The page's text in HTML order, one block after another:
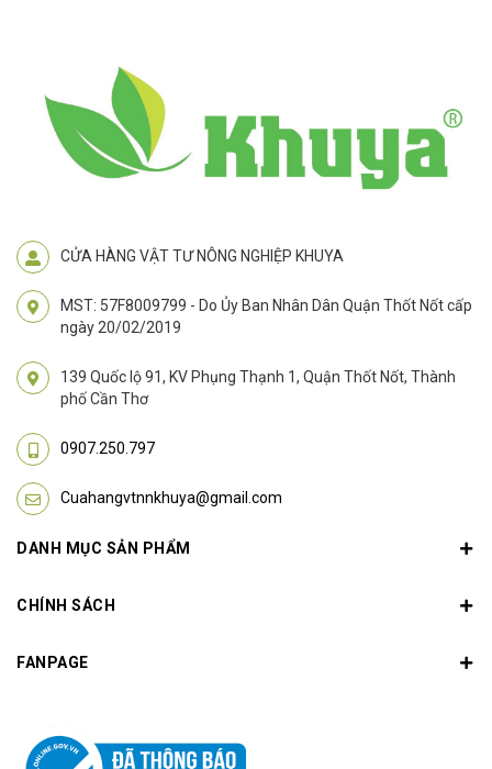
CỬA HÀNG VẬT TƯ NÔNG NGHIỆP KHUYA
MST: 57F8009799 - Do Ủy Ban Nhân Dân Quận Thốt Nốt cấp
ngày 20/02/2019
139 Quốc lộ 91, KV Phụng Thạnh 1, Quận Thốt Nốt, Thành
phố Cần Thơ
0907.250.797
Cuahangvtnnkhuya@gmail.com
DANH MỤC SẢN PHẨM
CHÍNH SÁCH
FANPAGE